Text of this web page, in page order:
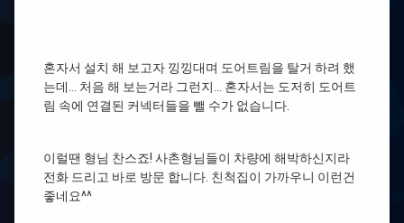
혼자서 설치 해 보고자 낑낑대며 도어트림을 탈거 하려 했
는데… 처음 해 보는거라 그런지… 혼자서는 도저히 도어트
림 속에 연결된 커넥터들을 뺄 수가 없습니다.
이럴땐 형님 찬스죠! 사촌형님들이 차량에 해박하신지라
전화 드리고 바로 방문 합니다. 친척집이 가까우니 이런건
좋네요^^